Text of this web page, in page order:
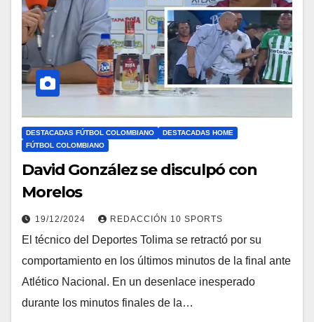
DESTACADAS FÚTBOL COLOMBIANO
DESTACADAS HOME
FÚTBOL COLOMBIANO
David González se disculpó con
Morelos
19/12/2024 REDACCIÓN 10 SPORTS
El técnico del Deportes Tolima se retractó por su
comportamiento en los últimos minutos de la final ante
Atlético Nacional. En un desenlace inesperado
durante los minutos finales de la…